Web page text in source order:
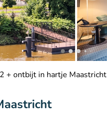
+ ontbijt in hartje Maastricht